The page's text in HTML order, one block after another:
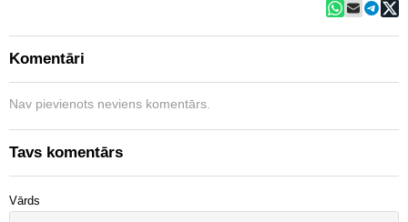
Komentāri
Nav pievienots neviens komentārs.
Tavs komentārs
Vārds